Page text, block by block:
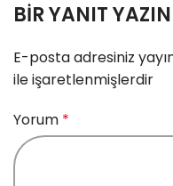
BIR YANIT YAZIN
E-posta adresiniz
ile işaretlenmişlerdir
Yorum *